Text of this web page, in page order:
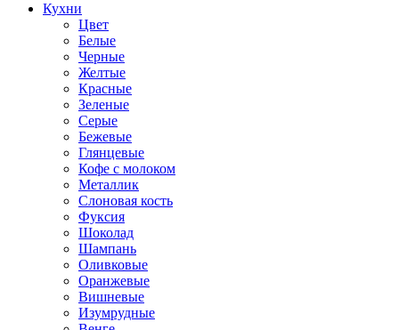
Кухни
Цвет
Белые
Черные
Желтые
Красные
Зеленые
Серые
Бежевые
Глянцевые
Кофе с молоком
Металлик
Слоновая кость
Фуксия
Шоколад
Шампань
Оливковые
Оранжевые
Вишневые
Изумрудные